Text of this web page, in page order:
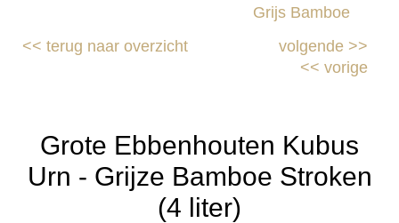
Grijs Bamboe
<<terug naar overzicht volgende>>
<< vorige
Grote Ebbenhouten Kubus
Urn - Grijze Bamboe Stroken
(4 liter)